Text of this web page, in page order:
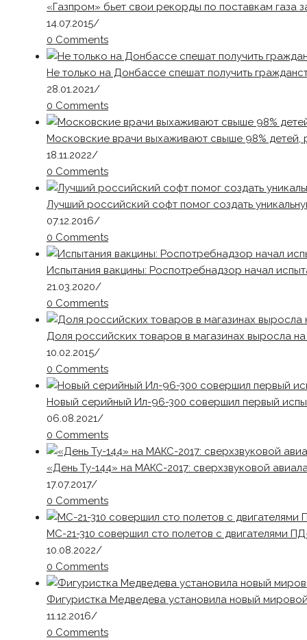
«Газпром» бьет свои рекорды по поставкам газа
14.07.2015/
0 Comments
Не только на Донбассе спешат получить
28.01.2021/
0 Comments
Московские врачи выхаживают свыше 98%
18.11.2022/
0 Comments
Лучший российский софт помог создать
07.12.2016/
0 Comments
Испытания вакцины: Роспотребнадзор начал
21.03.2020/
0 Comments
Доля российских товаров в магазинах выросла на
10.02.2015/
0 Comments
Новый серийный Ил-96-300 совершил первый
06.08.2021/
0 Comments
«День Ту-144» на МАКС-2017: сверхзвуковой
17.07.2017/
0 Comments
МС-21-310 совершил сто полетов с двигателями
10.08.2022/
0 Comments
Фигуристка Медведева установила новый
11.12.2016/
0 Comments